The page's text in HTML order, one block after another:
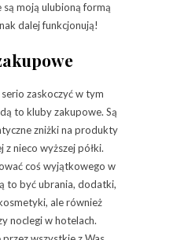
moją ulubioną formą
dalej funkcjonują!
serio zaskoczyć w tym
to kluby zakupowe. Są
zniżki na produkty
z nieco wyższej półki.
coś wyjątkowego w
to być ubrania, dodatki,
ale również
noclegi w hotelach.